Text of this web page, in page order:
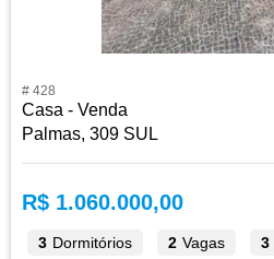
# 428
Casa - Venda
Palmas, 309 SUL
R$ 1.060.000,00
3 Dormitórios 2 Vagas 3